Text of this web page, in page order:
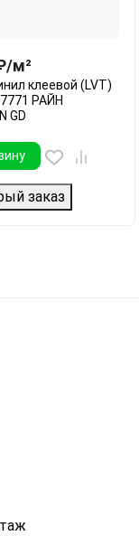
/м²
клеевой (LVT)
РАЙН
GD
заказ